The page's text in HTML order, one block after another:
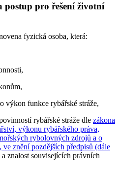
postup pro řešení životní
fyzická osoba, která:
výkon funkce rybářské stráže,
rybářské stráže dle zákona
výkonu rybářského práva,
rybolovných zdrojů a o
ve znění pozdějších předpisů (dále
a znalost souvisejících právních